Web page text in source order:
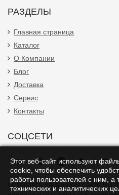
РАЗДЕЛЫ
Главная страница
Каталог
О Компании
Блог
Доставка
Сервис
Контакты
СОЦСЕТИ
Я
Оставаясь на данном сайте Вы
Этот веб-сайт используют
cookie, чтобы обеспечить
работы пользователей с ним, а
технических и аналитических